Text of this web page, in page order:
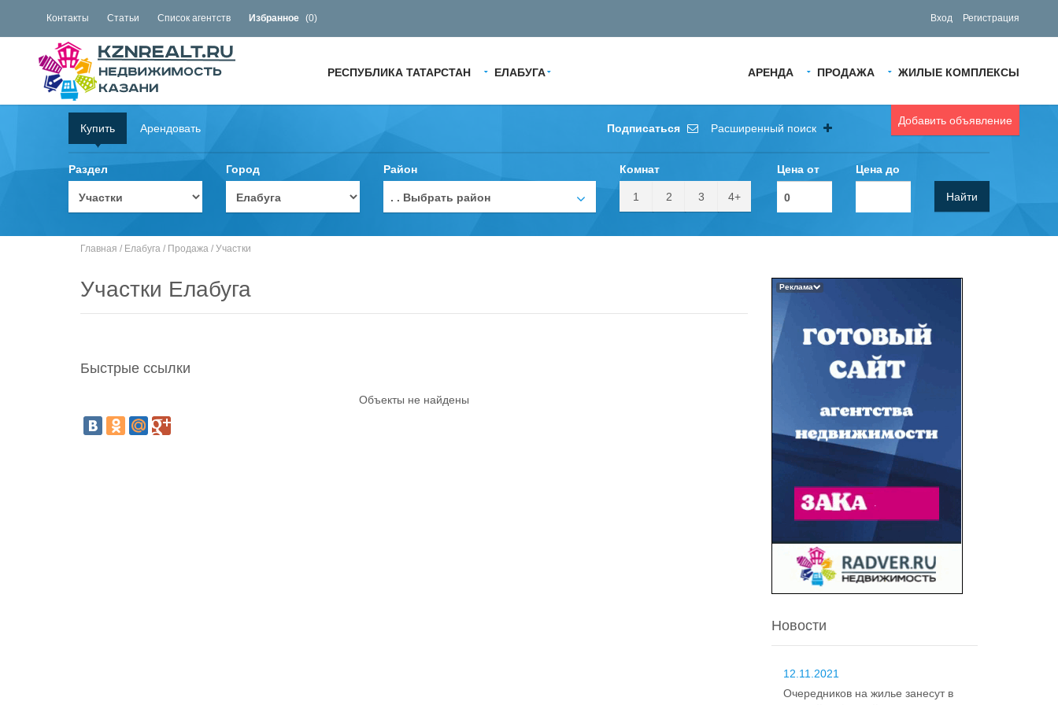
Контакты Статьи Список агентств Избранное (0) Вход Регистрация
АРЕНДА ПРОДАЖА ЖИЛЫЕ КОМПЛЕКСЫ
РЕСПУБЛИКА ТАТАРСТАН ЕЛАБУГА
Добавить объявление
Купить Арендовать Подписаться Расширенный поиск
Раздел Город Район
. . Выбрать район
Комнат
1 2 3 4+
Цена от Цена до
Найти
Главная / Елабуга / Продажа / Участки
Участки Елабуга
Быстрые ссылки
Объекты не найдены
Реклама
Новости
12.11.2021
Очередников на жилье занесут в